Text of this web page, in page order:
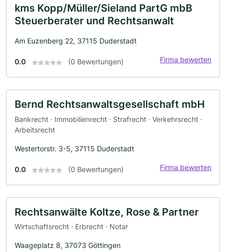
kms Kopp/Müller/Sieland PartG mbB
Steuerberater und Rechtsanwalt
Am Euzenberg 22, 37115 Duderstadt
0.0 (0 Bewertungen) Firma bewerten
Bernd Rechtsanwaltsgesellschaft mbH
Bankrecht · Immobilienrecht · Strafrecht · Verkehrsrecht ·
Arbeitsrecht
Westertorstr. 3-5, 37115 Duderstadt
0.0 (0 Bewertungen) Firma bewerten
Rechtsanwälte Koltze, Rose & Partner
Wirtschaftsrecht · Erbrecht · Notar
Waageplatz 8, 37073 Göttingen